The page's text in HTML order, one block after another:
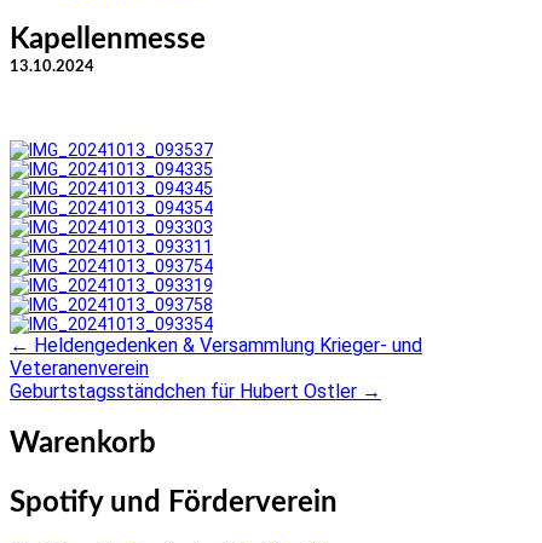
Kapellenmesse
13.10.2024
Post
navigation
← Heldengedenken & Versammlung Krieger- und
Veteranenverein
Geburtstagsständchen für Hubert Ostler →
Warenkorb
Spotify und Förderverein